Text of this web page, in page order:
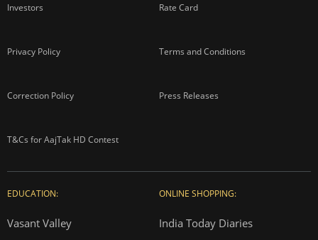
Investors Rate Card
Privacy Policy Terms and Conditions
Correction Policy Press Releases
T&Cs for AajTak HD Contest
EDUCATION:
Vasant Valley
ONLINE SHOPPING:
India Today Diaries